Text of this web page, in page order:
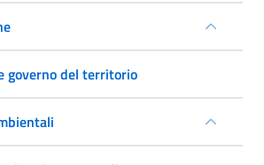
governo del territorio